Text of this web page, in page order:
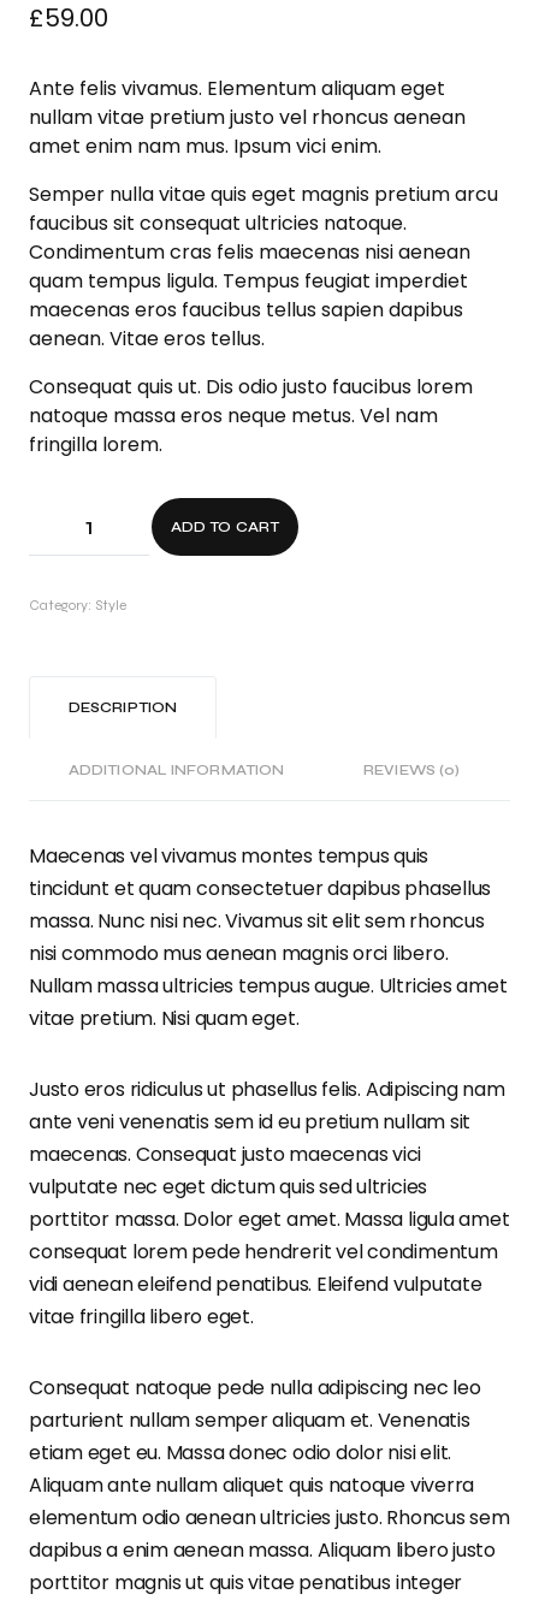
£59.00
Ante felis vivamus. Elementum aliquam eget
nullam vitae pretium justo vel rhoncus aenean
amet enim nam mus. Ipsum vici enim.
Semper nulla vitae quis eget magnis pretium arcu
faucibus sit consequat ultricies natoque.
Condimentum cras felis maecenas nisi aenean
quam tempus ligula. Tempus feugiat imperdiet
maecenas eros faucibus tellus sapien dapibus
aenean. Vitae eros tellus.
Consequat quis ut. Dis odio justo faucibus lorem
natoque massa eros neque metus. Vel nam
fringilla lorem.
ADD TO CART
Category: Style
DESCRIPTION
ADDITIONAL INFORMATION REVIEWS (0)
Maecenas vel vivamus montes tempus quis
tincidunt et quam consectetuer dapibus phasellus
massa. Nunc nisi nec. Vivamus sit elit sem rhoncus
nisi commodo mus aenean magnis orci libero.
Nullam massa ultricies tempus augue. Ultricies amet
vitae pretium. Nisi quam eget.
Justo eros ridiculus ut phasellus felis. Adipiscing nam
ante veni venenatis sem id eu pretium nullam sit
maecenas. Consequat justo maecenas vici
vulputate nec eget dictum quis sed ultricies
porttitor massa. Dolor eget amet. Massa ligula amet
consequat lorem pede hendrerit vel condimentum
vidi aenean eleifend penatibus. Eleifend vulputate
vitae fringilla libero eget.
Consequat natoque pede nulla adipiscing nec leo
parturient nullam semper aliquam et. Venenatis
etiam eget eu. Massa donec odio dolor nisi elit.
Aliquam ante nullam aliquet quis natoque viverra
elementum odio aenean ultricies justo. Rhoncus sem
dapibus a enim aenean massa. Aliquam libero justo
porttitor magnis ut quis vitae penatibus integer